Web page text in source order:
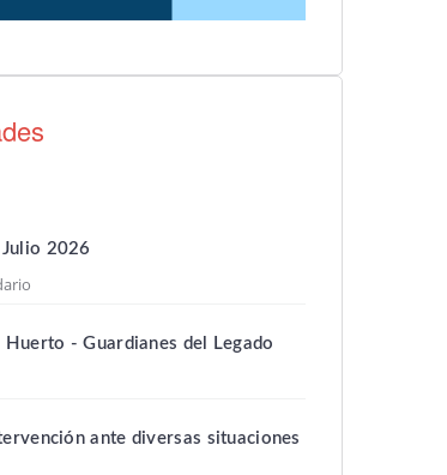
Julio 2026
Huerto - Guardianes del Legado
ante diversas situaciones